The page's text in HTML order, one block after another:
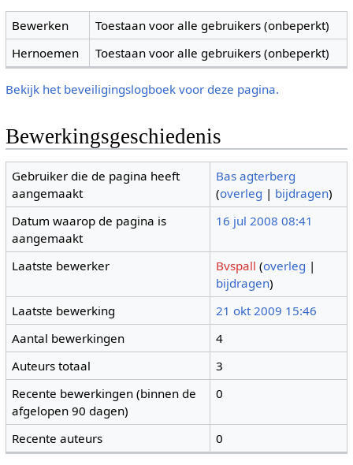
Bewerken
Toestaan voor alle gebruikers (onbeperkt)
Hernoemen
Toestaan voor alle gebruikers (onbeperkt)
Bekijk het beveiligingslogboek voor deze pagina.
Bewerkingsgeschiedenis
Gebruiker die de pagina heeft
aangemaakt
Bas agterberg
(overleg | bijdragen)
Datum waarop de pagina is
aangemaakt
16 jul 2008 08:41
Laatste bewerker Bvspall (overleg |
bijdragen)
Laatste bewerking
21 okt 2009 15:46
Aantal bewerkingen
4
Auteurs totaal
3
Recente bewerkingen (binnen de
afgelopen 90 dagen)
0
Recente auteurs 0